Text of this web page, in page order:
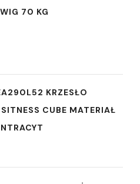
70 KG
KRZESŁO
CUBE MATERIAŁ